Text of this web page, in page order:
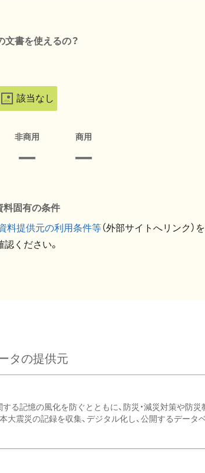
文書を使えるの？
該当なし
非商用 商用
料固有の条件
料提供元の利用条件等（外部サイトへリンク）
認ください。
タの提供元
る記憶の風化を防ぐとともに、防災・減災対策や防
大震災の記録を収集、デジタル化し、公開するデータ